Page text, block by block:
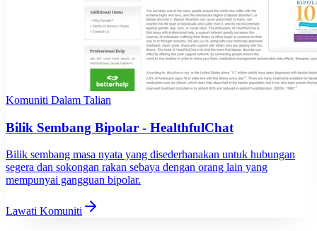
Komuniti Dalam Talian
Bilik Sembang Bipolar - HealthfulChat
Bilik sembang masa nyata yang disederhanakan untuk hubungan
segera dan sokongan rakan sebaya dengan orang lain yang
mempunyai gangguan bipolar.
Lawati Komuniti